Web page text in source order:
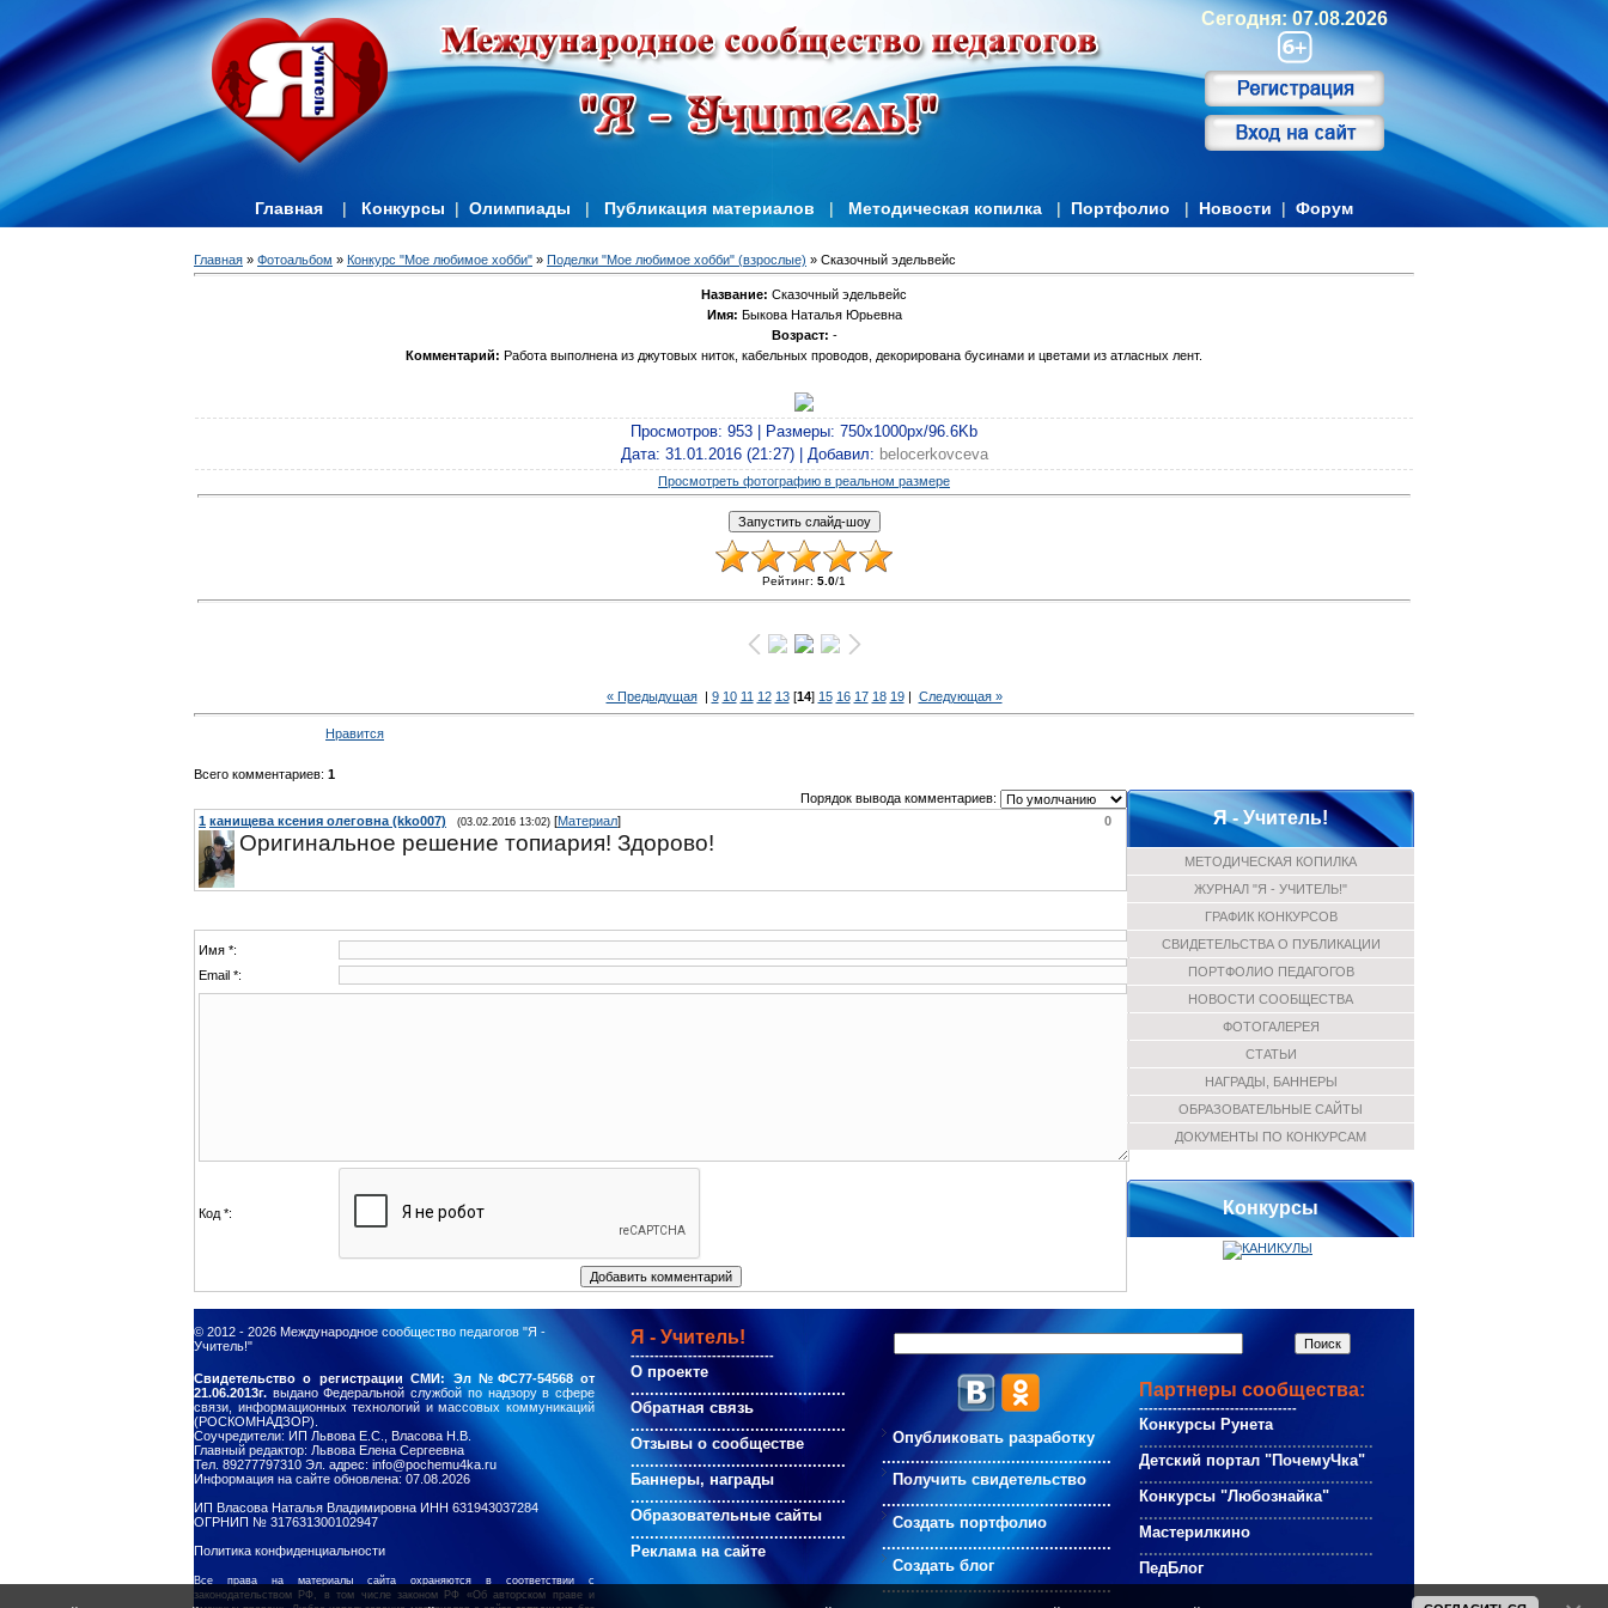
Сегодня: 07.08.2026
Главная | Конкурсы | Олимпиады | Публикация материалов | Методическая копилка | Портфолио | Новости | Форум
Главная » Фотоальбом » Конкурс "Мое любимое хобби" » Поделки "Мое любимое хобби" (взрослые) » Сказочный эдельвейс
Название: Сказочный эдельвейс
Имя: Быкова Наталья Юрьевна
Возраст: -
Комментарий: Работа выполнена из джутовых ниток, кабельных проводов, декорирована бусинами и цветами из атласных лент.
Просмотров: 953 | Размеры: 750x1000px/96.6Kb
Дата: 31.01.2016 (21:27) | Добавил: belocerkovceva
Просмотреть фотографию в реальном размере
Рейтинг: 5.0/1
« Предыдущая| 9 10 11 12 13[14] 15 16 17 18 19| Следующая »
Нравится
Всего комментариев: 1
Порядок вывода комментариев:
0
1 канищева ксения олеговна (kko007) (03.02.2016 13:02) [Материал]
Оригинальное решение топиария! Здорово!
Имя *:
Email *:
Код *:
Я - Учитель!
МЕТОДИЧЕСКАЯ КОПИЛКА
ЖУРНАЛ "Я - УЧИТЕЛЬ!"
ГРАФИК КОНКУРСОВ
СВИДЕТЕЛЬСТВА О ПУБЛИКАЦИИ
ПОРТФОЛИО ПЕДАГОГОВ
НОВОСТИ СООБЩЕСТВА
ФОТОГАЛЕРЕЯ
СТАТЬИ
НАГРАДЫ, БАННЕРЫ
ОБРАЗОВАТЕЛЬНЫЕ САЙТЫ
ДОКУМЕНТЫ ПО КОНКУРСАМ
Конкурсы
© 2012 - 2026 Международное сообщество педагогов "Я -
Учитель!"
Я - Учитель!
------------------------------
О проекте
.............................................
Обратная связь
.............................................
Отзывы о сообществе
.............................................
Баннеры, награды
.............................................
Образовательные сайты
.............................................
Реклама на сайте
Свидетельство о регистрации СМИ: Эл №ФС77-54568 от
21.06.2013г. выдано Федеральной службой по надзору в сфере
связи, информационных технологий и массовых коммуникаций
(РОСКОМНАДЗОР).
Соучредители: ИП Львова Е.С., Власова Н.В.
Главный редактор: Львова Елена Сергеевна
Тел. 89277797310 Эл. адрес: info@pochemu4ka.ru
Информация на сайте обновлена: 07.08.2026
ИП Власова Наталья Владимировна ИНН 631943037284
ОГРНИП № 317631300102947
Политика конфиденциальности
Все права на материалы сайта охраняются в соответствии с
законодательством РФ, в том числе законом РФ «Об авторском праве и
Опубликовать разработку
................................................
Получить свидетельство
................................................
Создать портфолио
................................................
Создать блог
................................................
Партнеры сообщества:
---------------------------------
Конкурсы Рунета
.................................................
Детский портал "ПочемуЧка"
.................................................
Конкурсы "Любознайка"
.................................................
Мастерилкино
.................................................
ПедБлог